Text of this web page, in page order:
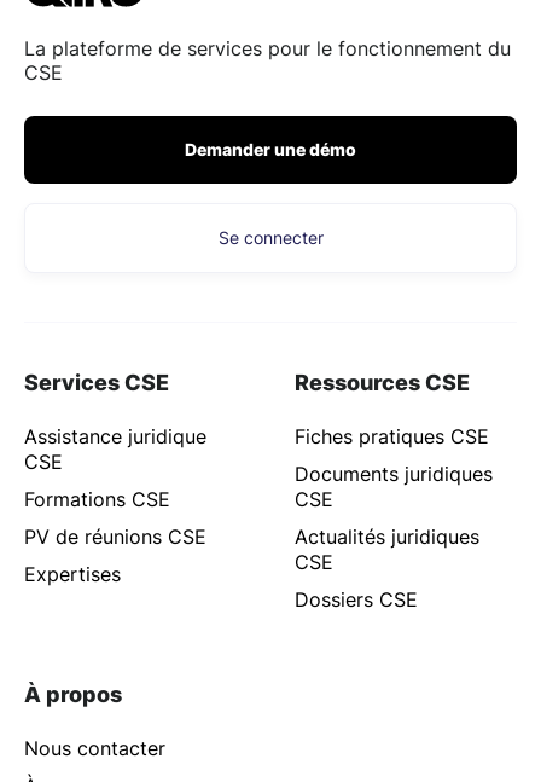
La plateforme de services pour le fonctionnement du
CSE
Demander une démo
Se connecter
Services CSE
Assistance juridique
CSE
Formations CSE
PV de réunions CSE
Expertises
Ressources CSE
Fiches pratiques CSE
Documents juridiques
CSE
Actualités juridiques
CSE
Dossiers CSE
À propos
Nous contacter